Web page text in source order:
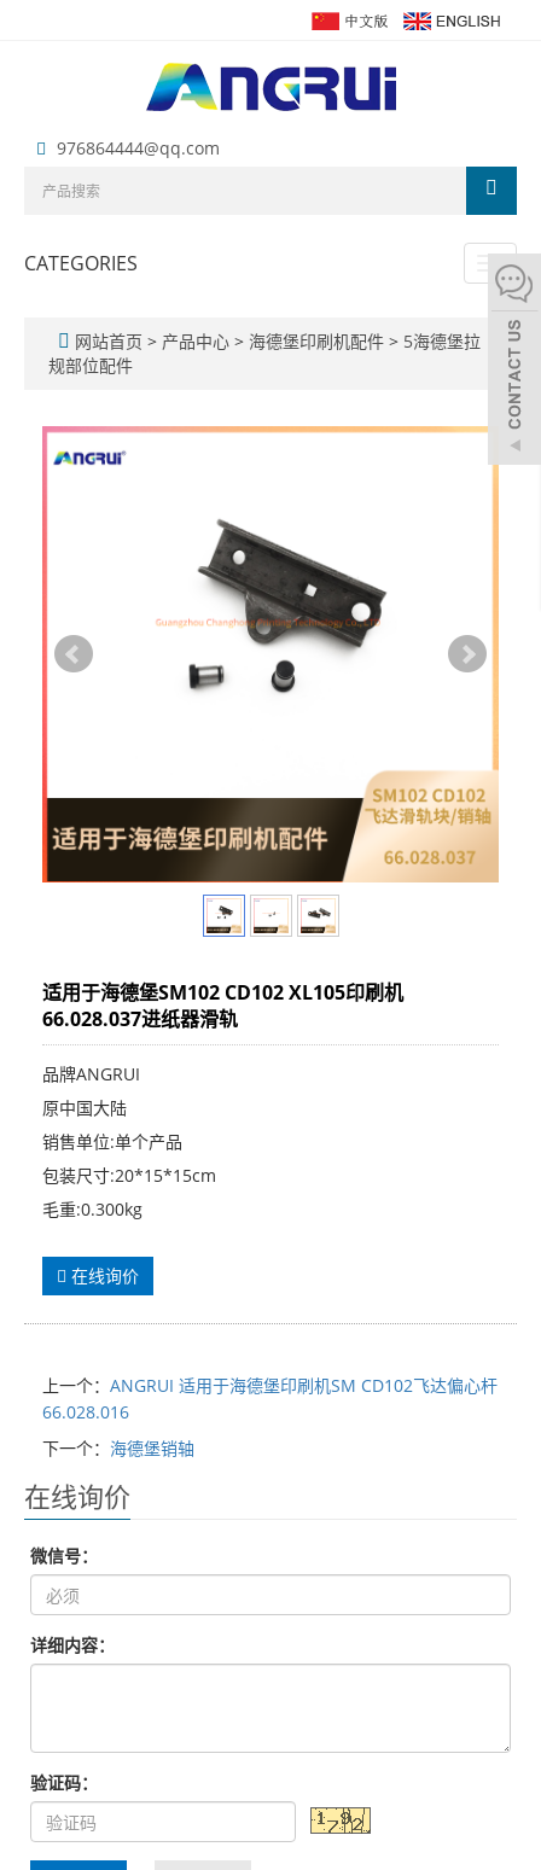
976864444@qq.com
Toggle
CATEGORIES
网站首页 > 产品中心 > 海德堡印刷机配件 > 5海德堡拉
规部位配件
适用于海德堡SM102 CD102 XL105印刷机
66.028.037进纸器滑轨
品牌ANGRUI
原中国大陆
销售单位:单个产品
包装尺寸:20*15*15cm
毛重:0.300kg
在线询价
上一个： ANGRUI 适用于海德堡印刷机SM CD102飞达偏心杆
66.028.016
下一个： 海德堡销轴
在线询价
微信号：
详细内容：
验证码：